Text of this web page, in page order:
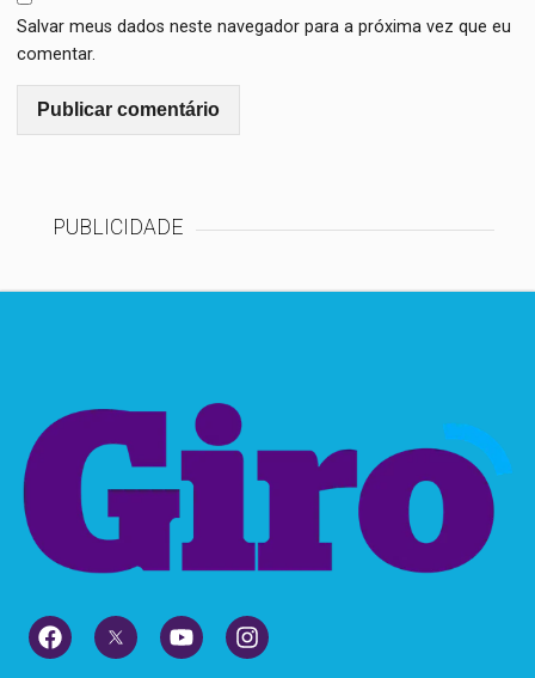
Salvar meus dados neste navegador para a próxima vez que eu
comentar.
PUBLICIDADE